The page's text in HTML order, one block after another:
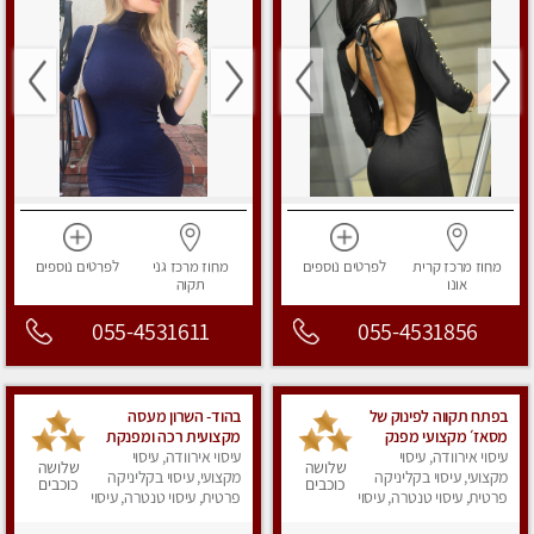
מחוז מרכזקרית
אונו
לפרטים נוספים
055-4531856
מחוז מרכז גני
תקוה
לפרטים נוספים
055-4531611
בפתח תקווה לפינוק של
מסאז׳ מקצועי מפנק
במקום נקי ומסודר-
‏מכבדים כרטיסי אשראי
עיסוי אירוודה, עיסוי
מקצועי, עיסוי בקליניקה
פרטית, עיסוי טנטרה, עיסוי
שלושה
כוכבים
בהוד- השרון מעסה
מקצועית רכה ומפנקת
עיסוי אירוודה, עיסוי
מקצועי, עיסוי בקליניקה
פרטית, עיסוי טנטרה, עיסוי
שלושה
כוכבים